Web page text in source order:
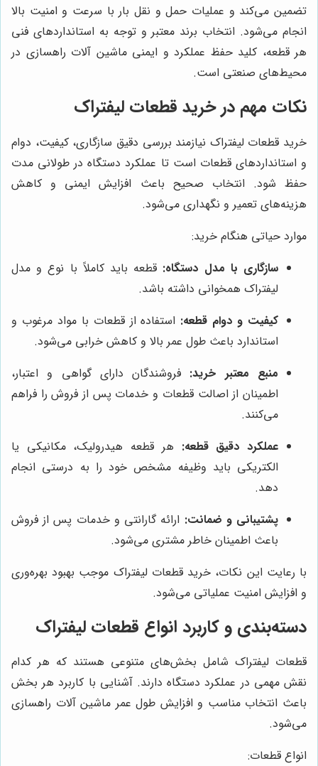
تضمین می‌کند و عملیات حمل و نقل بار با سرعت و امنیت بالا
انجام می‌شود. انتخاب برند معتبر و توجه به استانداردهای فنی
هر قطعه، کلید حفظ عملکرد و ایمنی ماشین آلات راهسازی در
محیط‌های صنعتی است.
نکات مهم در خرید قطعات لیفتراک
خرید قطعات لیفتراک نیازمند بررسی دقیق سازگاری، کیفیت، دوام
و استانداردهای قطعات است تا عملکرد دستگاه در طولانی مدت
حفظ شود. انتخاب صحیح باعث افزایش ایمنی و کاهش
هزینه‌های تعمیر و نگهداری می‌شود.
موارد حیاتی هنگام خرید:
سازگاری با مدل دستگاه: قطعه باید کاملاً با نوع و مدل
لیفتراک همخوانی داشته باشد.
کیفیت و دوام قطعه: استفاده از قطعات با مواد مرغوب و
استاندارد باعث طول عمر بالا و کاهش خرابی می‌شود.
منبع معتبر خرید: فروشندگان دارای گواهی و اعتبار،
اطمینان از اصالت قطعات و خدمات پس از فروش را فراهم
می‌کنند.
عملکرد دقیق قطعه: هر قطعه هیدرولیک، مکانیکی یا
الکتریکی باید وظیفه مشخص خود را به درستی انجام
دهد.
پشتیبانی و ضمانت: ارائه گارانتی و خدمات پس از فروش
باعث اطمینان خاطر مشتری می‌شود.
با رعایت این نکات، خرید قطعات لیفتراک موجب بهبود بهره‌وری
و افزایش امنیت عملیاتی می‌شود.
دسته‌بندی و کاربرد انواع قطعات لیفتراک
قطعات لیفتراک شامل بخش‌های متنوعی هستند که هر کدام
نقش مهمی در عملکرد دستگاه دارند. آشنایی با کاربرد هر بخش
باعث انتخاب مناسب و افزایش طول عمر ماشین آلات راهسازی
می‌شود.
انواع قطعات: